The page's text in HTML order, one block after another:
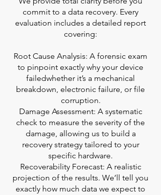
commit to a data recovery. Every
evaluation includes a detailed report
covering:
Root Cause Analysis: A forensic exam
to pinpoint exactly why your device
failedwhether it’s a mechanical
breakdown, electronic failure, or file
corruption.
Damage Assessment: A systematic
check to measure the severity of the
damage, allowing us to build a
recovery strategy tailored to your
specific hardware.
Recoverability Forecast: A realistic
projection of the results. We’ll tell you
exactly how much data we expect to